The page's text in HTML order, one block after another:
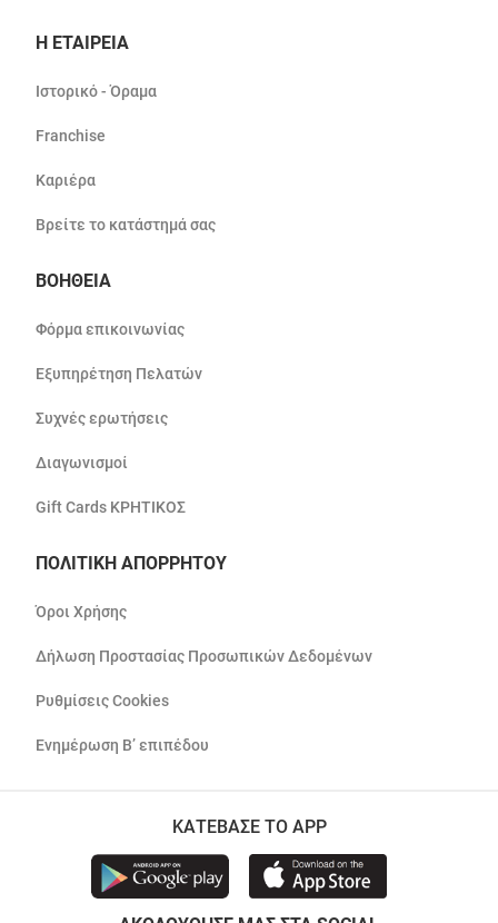
Η ΕΤΑΙΡΕΙΑ
Ιστορικό - Όραμα
Franchise
Καριέρα
Βρείτε το κατάστημά σας
ΒΟΗΘΕΙΑ
Φόρμα επικοινωνίας
Εξυπηρέτηση Πελατών
Συχνές ερωτήσεις
Διαγωνισμοί
Gift Cards ΚΡΗΤΙΚΟΣ
ΠΟΛΙΤΙΚΗ ΑΠΟΡΡΗΤΟΥ
Όροι Χρήσης
Δήλωση Προστασίας Προσωπικών Δεδομένων
Ρυθμίσεις Cookies
Ενημέρωση Β’ επιπέδου
ΚΑΤΕΒΑΣΕ ΤΟ APP